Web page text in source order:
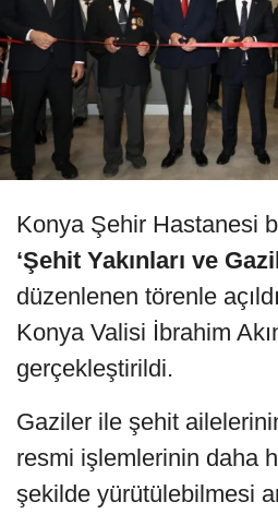
Konya Şehir Hastanesi
‘Şehit Yakınları ve
düzenlenen törenle
Konya Valisi İbrahim
gerçekleştirildi.
Gaziler ile şehit
resmi işlemlerinin daha
şekilde yürütülebilmesi